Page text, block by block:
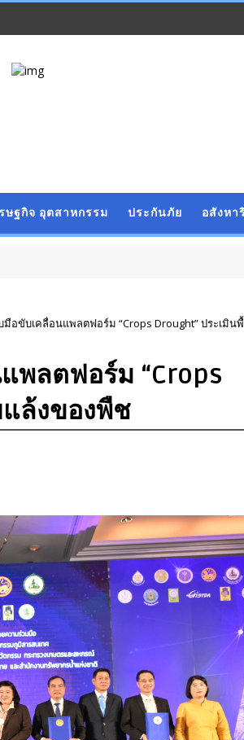
ษฐกิจ อุตสาหกรรม ประกันภัย อสังหา
ธุ
มือขับเคลื่อนแพลตฟอร์ม “Crops Drought” ประเมิน
พลตฟอร์ม “Crops
แล้งของพืช